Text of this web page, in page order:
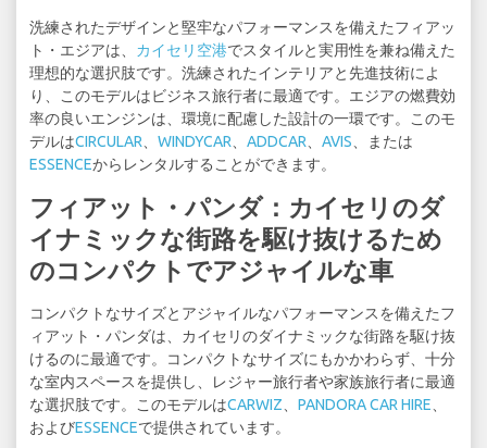
洗練されたデザインと堅牢なパフォーマンスを備えたフィアッ
ト・エジアは、 カイセリ空港でスタイルと実用性を兼ね備えた
理想的な選択肢です。洗練されたインテリアと先進技術によ
り、このモデルはビジネス旅行者に最適です。エジアの燃費効
率の良いエンジンは、環境に配慮した設計の一環です。このモ
デルはCIRCULAR WINDYCAR ADDCAR AVIS 、または
ESSENCEからレンタルすることができます。
フィアット・パンダ：カイセリのダ
イナミックな街路を駆け抜けるため
のコンパクトでアジャイルな車
コンパクトなサイズとアジャイルなパフォーマンスを備えたフ
ィアット・パンダは、カイセリのダイナミックな街路を駆け抜
けるのに最適です。コンパクトなサイズにもかかわらず、十分
な室内スペースを提供し、レジャー旅行者や家族旅行者に最適
な選択肢です。このモデルはCARWIZ PANDORA CAR HIRE
およびESSENCEで提供されています。